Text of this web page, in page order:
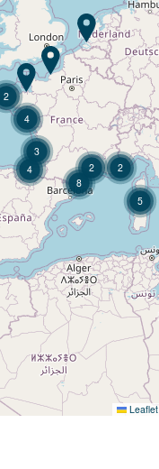
5
2
4
2
4
3
2
8
Leaflet